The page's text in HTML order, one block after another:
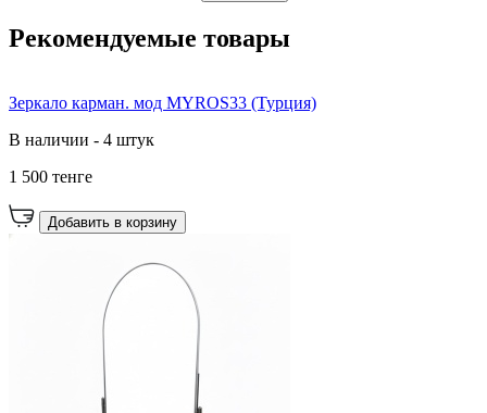
Рекомендуемые товары
Зеркало карман. мод MYROS33 (Турция)
В наличии - 4 штук
1 500 тенге
Добавить в корзину